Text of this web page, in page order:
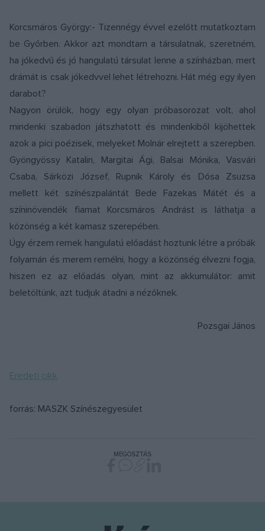
Korcsmáros György:- Tizennégy évvel ezelőtt mutatkoztam
be Győrben. Akkor azt mondtam a társulatnak, szeretném,
ha jókedvű és jó hangulatú társulat lenne a színházban, mert
drámát is csak jókedvvel lehet létrehozni. Hát még egy ilyen
darabot?
Nagyon örülök, hogy egy olyan próbasorozat volt, ahol
mindenki szabadon játszhatott és mindenkiből kijöhettek
azok a pici poézisek, melyeket Molnár elrejtett a szerepben.
Gyöngyössy Katalin, Margitai Ági, Balsai Mónika, Vasvári
Csaba, Sárközi József, Rupnik Károly és Dósa Zsuzsa
mellett két színészpalántát Bede Fazekas Mátét és a
színinövendék fiamat Korcsmáros Andrást is láthatja a
közönség a két kamasz szerepében.
Úgy érzem remek hangulatú előadást hoztunk létre a próbák
folyamán és merem remélni, hogy a közönség élvezni fogja,
hiszen ez az előadás olyan, mint az akkumulátor: amit
beletöltünk, azt tudjuk átadni a nézőknek.
Pozsgai János
Eredeti cikk
forrás: MASZK Színészegyesület
MEGOSZTÁS